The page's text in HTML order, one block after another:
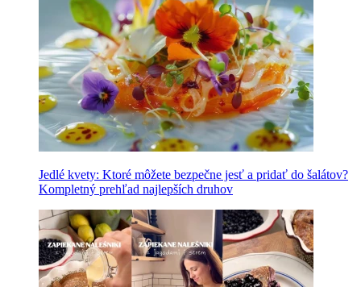
Jedlé kvety: Ktoré môžete bezpečne jesť a pridať do šalátov?
Kompletný prehľad najlepších druhov